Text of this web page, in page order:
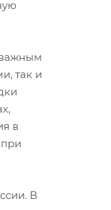
так и
в
В